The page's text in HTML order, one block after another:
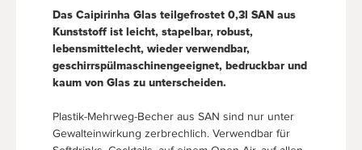
Das Caipirinha Glas teilgefrostet 0,3l SAN aus
Kunststoff ist leicht, stapelbar, robust,
lebensmittelecht, wieder verwendbar,
geschirrspülmaschinengeeignet, bedruckbar und
kaum von Glas zu unterscheiden.
Plastik-Mehrweg-Becher aus SAN sind nur unter
Gewalteinwirkung zerbrechlich. Verwendbar für